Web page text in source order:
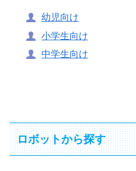
幼児向け
小学生向け
中学生向け
ロボットから探す